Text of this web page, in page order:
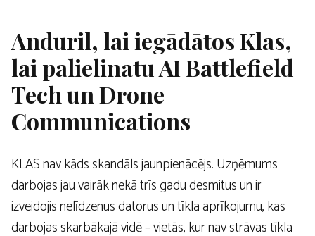
Anduril, lai iegādātos Klas,
lai palielinātu AI Battlefield
Tech un Drone
Communications
KLAS nav kāds skandāls jaunpienācējs. Uzņēmums
darbojas jau vairāk nekā trīs gadu desmitus un ir
izveidojis nelīdzenus datorus un tīkla aprīkojumu, kas
darbojas skarbākajā vidē – vietās, kur nav strāvas tīkla